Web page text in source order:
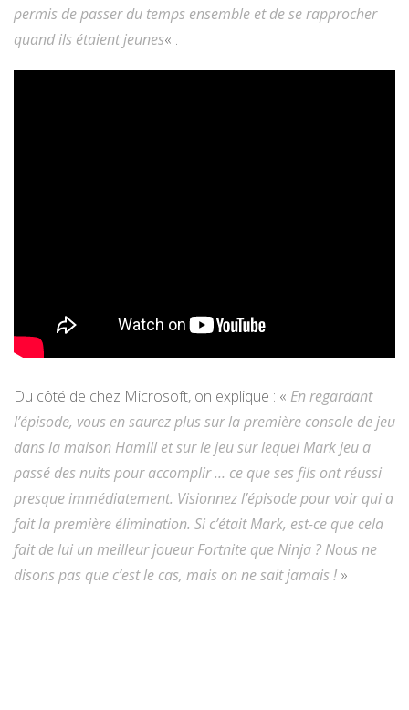
permis de passer du temps ensemble et de se rapprocher
quand ils étaient jeunes« .
Du côté de chez Microsoft, on explique : « En regardant
l’épisode, vous en saurez plus sur la première console de jeu
dans la maison Hamill et sur le jeu sur lequel Mark jeu a
passé des nuits pour accomplir … ce que ses fils ont réussi
presque immédiatement. Visionnez l’épisode pour voir qui a
fait la première élimination. Si c’était Mark, est-ce que cela
fait de lui un meilleur joueur Fortnite que Ninja ? Nous ne
disons pas que c’est le cas, mais on ne sait jamais ! »